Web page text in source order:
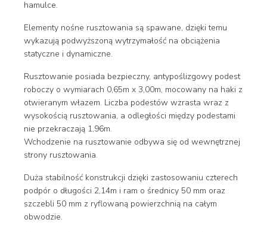
hamulce.
Elementy nośne rusztowania są spawane, dzięki temu
wykazują podwyższoną wytrzymałość na obciążenia
statyczne i dynamiczne.
Rusztowanie posiada bezpieczny, antypoślizgowy podest
roboczy o wymiarach 0,65m x 3,00m, mocowany na haki z
otwieranym włazem. Liczba podestów wzrasta wraz z
wysokością rusztowania, a odległości między podestami
nie przekraczają 1,96m.
Wchodzenie na rusztowanie odbywa się od wewnętrznej
strony rusztowania.
Duża stabilność konstrukcji dzięki zastosowaniu czterech
podpór o długości 2,14m i ram o średnicy 50 mm oraz
szczebli 50 mm z ryflowaną powierzchnią na całym
obwodzie.